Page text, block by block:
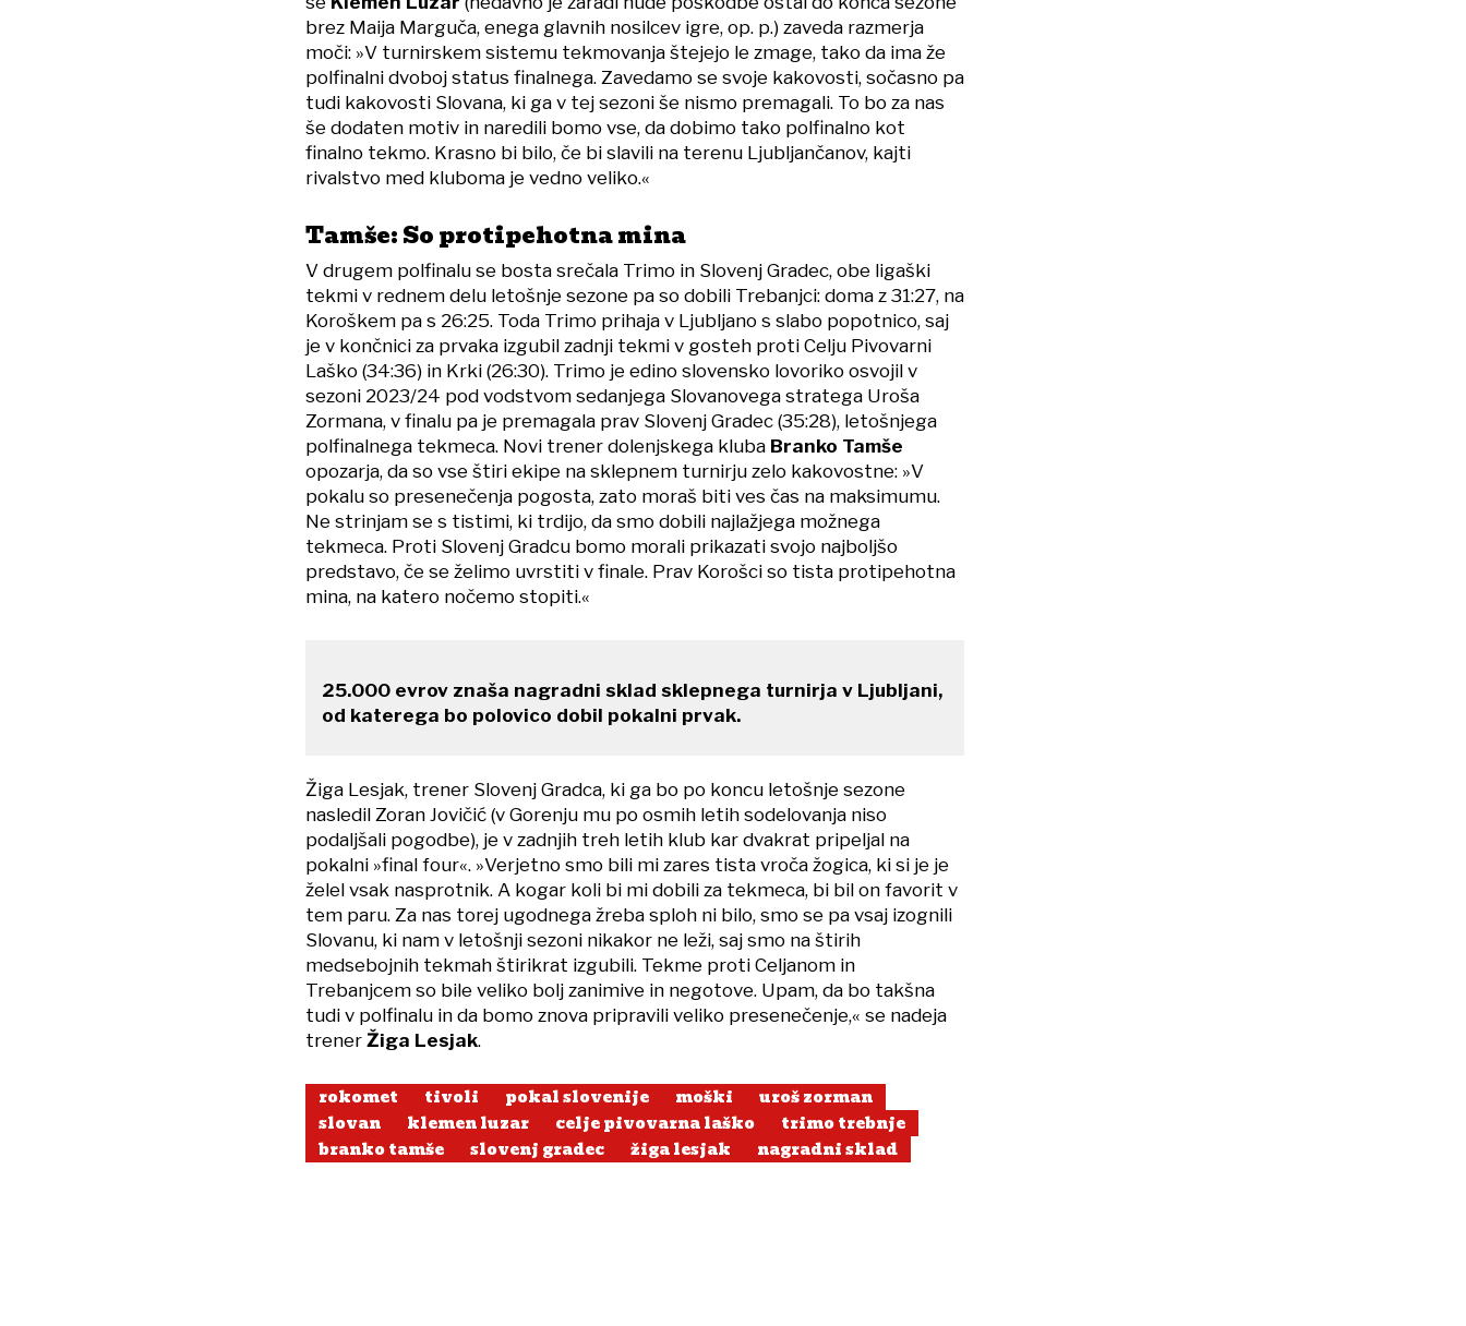
brez Maija Marguča, enega glavnih nosilcev igre, op. p.) zaveda razmerja
moči: »V turnirskem sistemu tekmovanja štejejo le zmage, tako da ima že
polfinalni dvoboj status finalnega. Zavedamo se svoje kakovosti, sočasno pa
tudi kakovosti Slovana, ki ga v tej sezoni še nismo premagali. To bo za nas
še dodaten motiv in naredili bomo vse, da dobimo tako polfinalno kot
finalno tekmo. Krasno bi bilo, če bi slavili na terenu Ljubljančanov, kajti
rivalstvo med kluboma je vedno veliko.«
Tamše: So protipehotna mina
V drugem polfinalu se bosta srečala Trimo in Slovenj Gradec, obe ligaški
tekmi v rednem delu letošnje sezone pa so dobili Trebanjci: doma z 31:27, na
Koroškem pa s 26:25. Toda Trimo prihaja v Ljubljano s slabo popotnico, saj
je v končnici za prvaka izgubil zadnji tekmi v gosteh proti Celju Pivovarni
Laško (34:36) in Krki (26:30). Trimo je edino slovensko lovoriko osvojil v
sezoni 2023/24 pod vodstvom sedanjega Slovanovega stratega Uroša
Zormana, v finalu pa je premagala prav Slovenj Gradec (35:28), letošnjega
polfinalnega tekmeca. Novi trener dolenjskega kluba Branko Tamše
opozarja, da so vse štiri ekipe na sklepnem turnirju zelo kakovostne: »V
pokalu so presenečenja pogosta, zato moraš biti ves čas na maksimumu.
Ne strinjam se s tistimi, ki trdijo, da smo dobili najlažjega možnega
tekmeca. Proti Slovenj Gradcu bomo morali prikazati svojo najboljšo
predstavo, če se želimo uvrstiti v finale. Prav Korošci so tista protipehotna
mina, na katero nočemo stopiti.«
25.000 evrov znaša nagradni sklad sklepnega turnirja v Ljubljani,
od katerega bo polovico dobil pokalni prvak.
Žiga Lesjak, trener Slovenj Gradca, ki ga bo po koncu letošnje sezone
nasledil Zoran Jovičić (v Gorenju mu po osmih letih sodelovanja niso
podaljšali pogodbe), je v zadnjih treh letih klub kar dvakrat pripeljal na
pokalni »final four«. »Verjetno smo bili mi zares tista vroča žogica, ki si je je
želel vsak nasprotnik. A kogar koli bi mi dobili za tekmeca, bi bil on favorit v
tem paru. Za nas torej ugodnega žreba sploh ni bilo, smo se pa vsaj izognili
Slovanu, ki nam v letošnji sezoni nikakor ne leži, saj smo na štirih
medsebojnih tekmah štirikrat izgubili. Tekme proti Celjanom in
Trebanjcem so bile veliko bolj zanimive in negotove. Upam, da bo takšna
tudi v polfinalu in da bomo znova pripravili veliko presenečenje,« se nadeja
trener Žiga Lesjak.
rokomet tivoli pokal slovenije moški
uroš zorman
slovan
klemen luzar celje pivovarna laško
trimo trebnje
branko tamše
slovenj gradec žiga lesjak nagradni sklad